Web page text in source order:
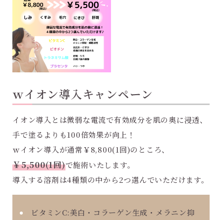
ｗイオン導入キャンペーン
イオン導入とは微弱な電流で有効成分を肌の奥に浸透、
手で塗るよりも100倍効果が向上！
ｗイオン導入が通常￥8,800(1回)のところ、
￥5,500(1回)で施術いたします。
導入する溶剤は4種類の中から2つ選んでいただけます。
ビタミンC:美白・コラーゲン生成・メラニン抑